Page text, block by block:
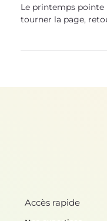
Le printemps pointe
tourner la page,
Accès rapide